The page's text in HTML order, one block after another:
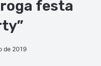
festa
de 2019